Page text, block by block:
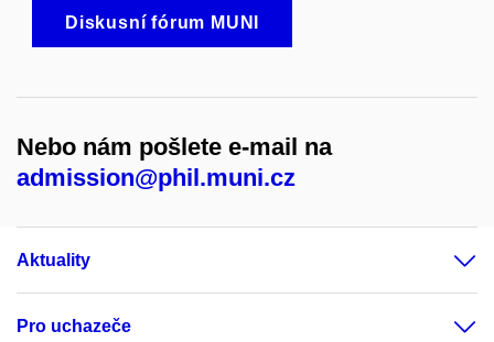
Diskusní fórum MUNI
Nebo nám pošlete e-mail na
admission@phil.muni.cz
Aktuality
Pro uchazeče